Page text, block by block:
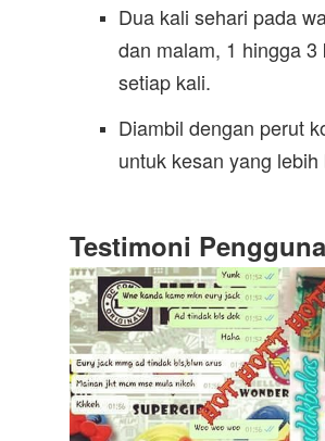
Dua kali sehari pada
dan malam, 1 hingga 3
setiap kali.
Diambil dengan perut
untuk kesan yang lebih
Testimoni